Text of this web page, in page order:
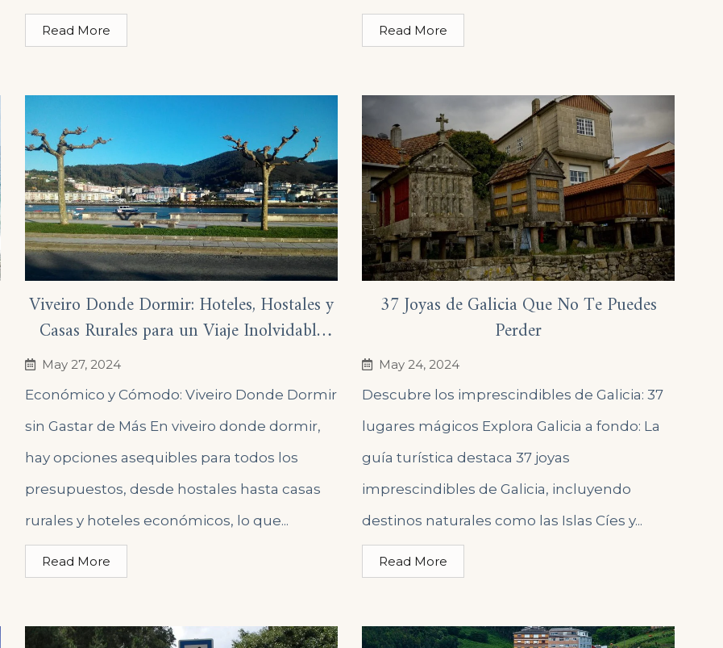
Read More Read More
Viveiro Donde Dormir: Hoteles, Hostales y
Casas Rurales para un Viaje Inolvidable
May 27, 2024
Económico y Cómodo: Viveiro Donde Dormir
sin Gastar de Más En viveiro donde dormir,
hay opciones asequibles para todos los
presupuestos, desde hostales hasta casas
rurales y hoteles económicos, lo que...
Read More
37 Joyas de Galicia Que No Te Puedes
Perder
May 24, 2024
Descubre los imprescindibles de Galicia: 37
lugares mágicos Explora Galicia a fondo: La
guía turística destaca 37 joyas
imprescindibles de Galicia, incluyendo
destinos naturales como las Islas Cíes y...
Read More